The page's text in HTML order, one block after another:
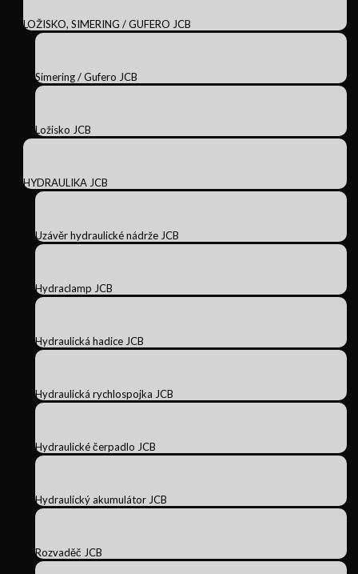
LOŽISKO, SIMERING / GUFERO JCB
Simering / Gufero JCB
Ložisko JCB
HYDRAULIKA JCB
Uzávěr hydraulické nádrže JCB
Hydraclamp JCB
Hydraulická hadice JCB
Hydraulická rychlospojka JCB
Hydraulické čerpadlo JCB
Hydraulický akumulátor JCB
Rozvaděč JCB